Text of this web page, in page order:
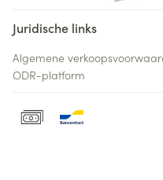
Juridische links
Algemene
ODR-platform